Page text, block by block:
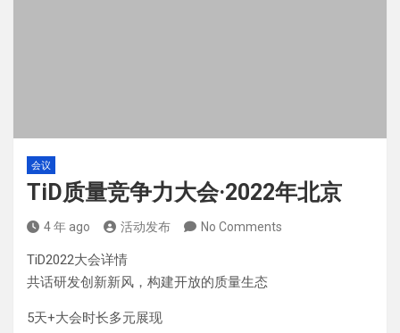
会议
TiD质量竞争力大会·2022年北京
4 年 ago 活动发布 No Comments
TiD2022大会详情
共话研发创新新风，构建开放的质量生态
5天+大会时长多元展现